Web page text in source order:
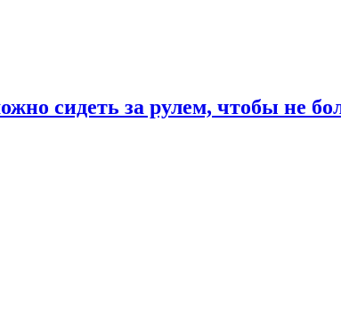
сидеть за рулем, чтобы не